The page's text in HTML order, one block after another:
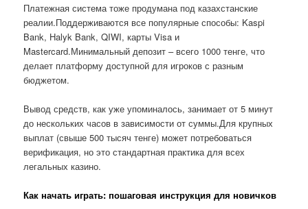
Платежная система тоже продумана под казахстанские
реалии.Поддерживаются все популярные способы: Kaspi
Bank, Halyk Bank, QIWI, карты Visa и
Mastercard.Минимальный депозит – всего 1000 тенге, что
делает платформу доступной для игроков с разным
бюджетом.
Вывод средств, как уже упоминалось, занимает от 5 минут
до нескольких часов в зависимости от суммы.Для крупных
выплат (свыше 500 тысяч тенге) может потребоваться
верификация, но это стандартная практика для всех
легальных казино.
Как начать играть: пошаговая инструкция для новичков